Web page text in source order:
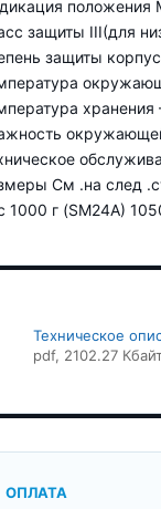
положения
защиты III(для
защиты
хранения
См .на след
1000 г (SM24A)
Техническое
pdf, 2102.27
ОПЛАТА